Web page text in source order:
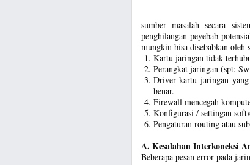
sumber masalah secara
penghilangan peyebab
mungkin bisa disebabkan oleh
Kartu jaringan tidak
Perangkat jaringan (spt:
Driver kartu jaringan
benar.
Firewall mencegah
Konfigurasi / settingan
Pengaturan routing atau
A. Kesalahan Interkoneksi
Beberapa pesan error pada